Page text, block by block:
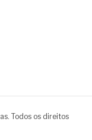
Todos os direitos